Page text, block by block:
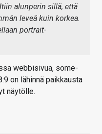
alunperin sillä, että
leveä kuin korkea.
portrait-
webbisivua, some-
on lähinnä paikkausta
näytölle.